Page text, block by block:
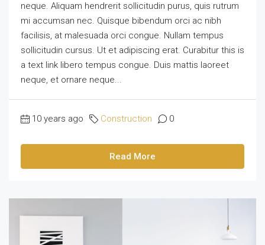
neque. Aliquam hendrerit sollicitudin purus, quis rutrum
mi accumsan nec. Quisque bibendum orci ac nibh
facilisis, at malesuada orci congue. Nullam tempus
sollicitudin cursus. Ut et adipiscing erat. Curabitur this is
a text link libero tempus congue. Duis mattis laoreet
neque, et ornare neque...
10 years ago Construction 0
Read More